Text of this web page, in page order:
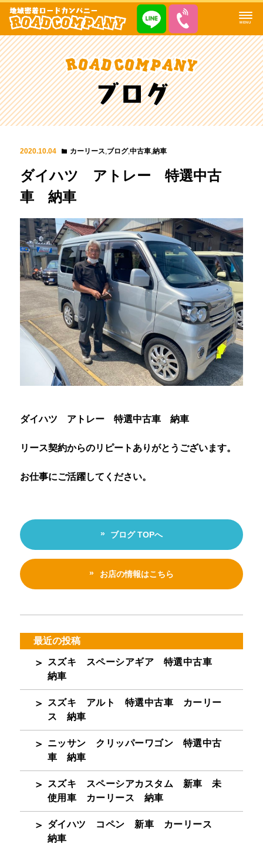
MENU
2020.10.04 カーリース,ブログ,中古車,納車
ダイハツ アトレー 特選中古
車 納車
ダイハツ アトレー 特選中古車 納車
リース契約からのリピートありがとうございます。
お仕事にご活躍してください。
ブログ TOPへ
お店の情報はこちら
最近の投稿
スズキ スペーシアギア 特選中古車
納車
スズキ アルト 特選中古車 カーリー
ス 納車
ニッサン クリッパーワゴン 特選中古
車 納車
スズキ スペーシアカスタム 新車 未
使用車 カーリース 納車
ダイハツ コペン 新車 カーリース
納車